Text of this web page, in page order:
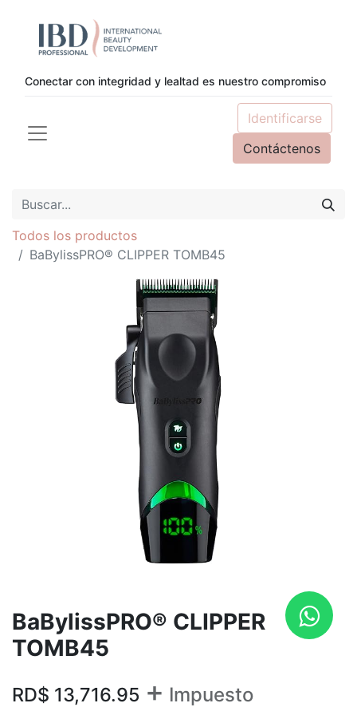
Conectar con integridad y lealtad es nuestro compromiso
Identificarse
Contáctenos
Todos los productos
BaBylissPRO® CLIPPER TOMB45
BaBylissPRO® CLIPPER
TOMB45
RD$ 13,716.95 + Impuesto